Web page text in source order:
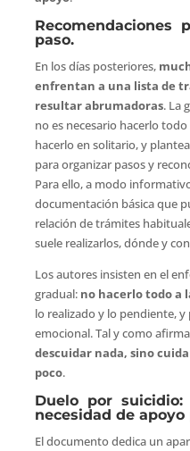
Recomendaciones
paso.
En los días posteriores,
enfrentan a una lista de
resultar abrumadoras. La
no es necesario hacerlo
hacerlo en solitario, y
para organizar pasos y
Para ello, a modo
documentación básica que
relación de trámites
suele realizarlos, dónde y
Los autores insisten en el
gradual: no hacerlo todo a
lo realizado y lo pendiente,
emocional. Tal y como
descuidar nada, sino
poco.
Duelo por suicidio:
necesidad de apoyo
El documento dedica un